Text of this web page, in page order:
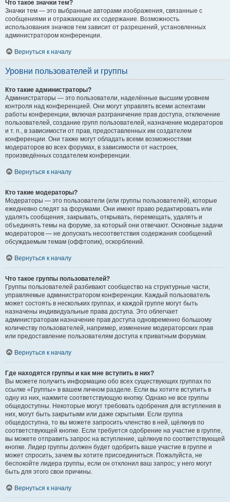
Что такое значки тем?
Значки тем — это выбранные авторами изображения, связанные с
сообщениями и отражающие их содержание. Возможность
использования значков тем зависит от разрешений, установленных
администратором конференции.
Вернуться к началу
Уровни пользователей и группы
Кто такие администраторы?
Администраторы — это пользователи, наделённые высшим уровнем
контроля над конференцией. Они могут управлять всеми аспектами
работы конференции, включая разграничение прав доступа, отключение
пользователей, создание групп пользователей, назначение модераторов
и т. п., в зависимости от прав, предоставленных им создателем
конференции. Они также могут обладать всеми возможностями
модераторов во всех форумах, в зависимости от настроек,
произведённых создателем конференции.
Вернуться к началу
Кто такие модераторы?
Модераторы — это пользователи (или группы пользователей), которые
ежедневно следят за форумами. Они имеют право редактировать или
удалять сообщения, закрывать, открывать, перемещать, удалять и
объединять темы на форуме, за который они отвечают. Основные задачи
модераторов — не допускать несоответствия содержания сообщений
обсуждаемым темам (оффтопик), оскорблений.
Вернуться к началу
Что такое группы пользователей?
Группы пользователей разбивают сообщество на структурные части,
управляемые администратором конференции. Каждый пользователь
может состоять в нескольких группах, и каждой группе могут быть
назначены индивидуальные права доступа. Это облегчает
администраторам назначение прав доступа одновременно большому
количеству пользователей, например, изменение модераторских прав
или предоставление пользователям доступа к приватным форумам.
Вернуться к началу
Где находятся группы и как мне вступить в них?
Вы можете получить информацию обо всех существующих группах по
ссылке «Группы» в вашем личном разделе. Если вы хотите вступить в
одну из них, нажмите соответствующую кнопку. Однако не все группы
общедоступны. Некоторые могут требовать одобрения для вступления в
них, могут быть закрытыми или даже скрытыми. Если группа
общедоступна, то вы можете запросить членство в ней, щёлкнув по
соответствующей кнопке. Если требуется одобрение на участие в группе,
вы можете отправить запрос на вступление, щёлкнув по соответствующей
кнопке. Лидер группы должен будет одобрить ваше участие в группе и
может спросить, зачем вы хотите присоединиться. Пожалуйста, не
беспокойте лидера группы, если он отклонил ваш запрос; у него могут
быть для этого свои причины.
Вернуться к началу